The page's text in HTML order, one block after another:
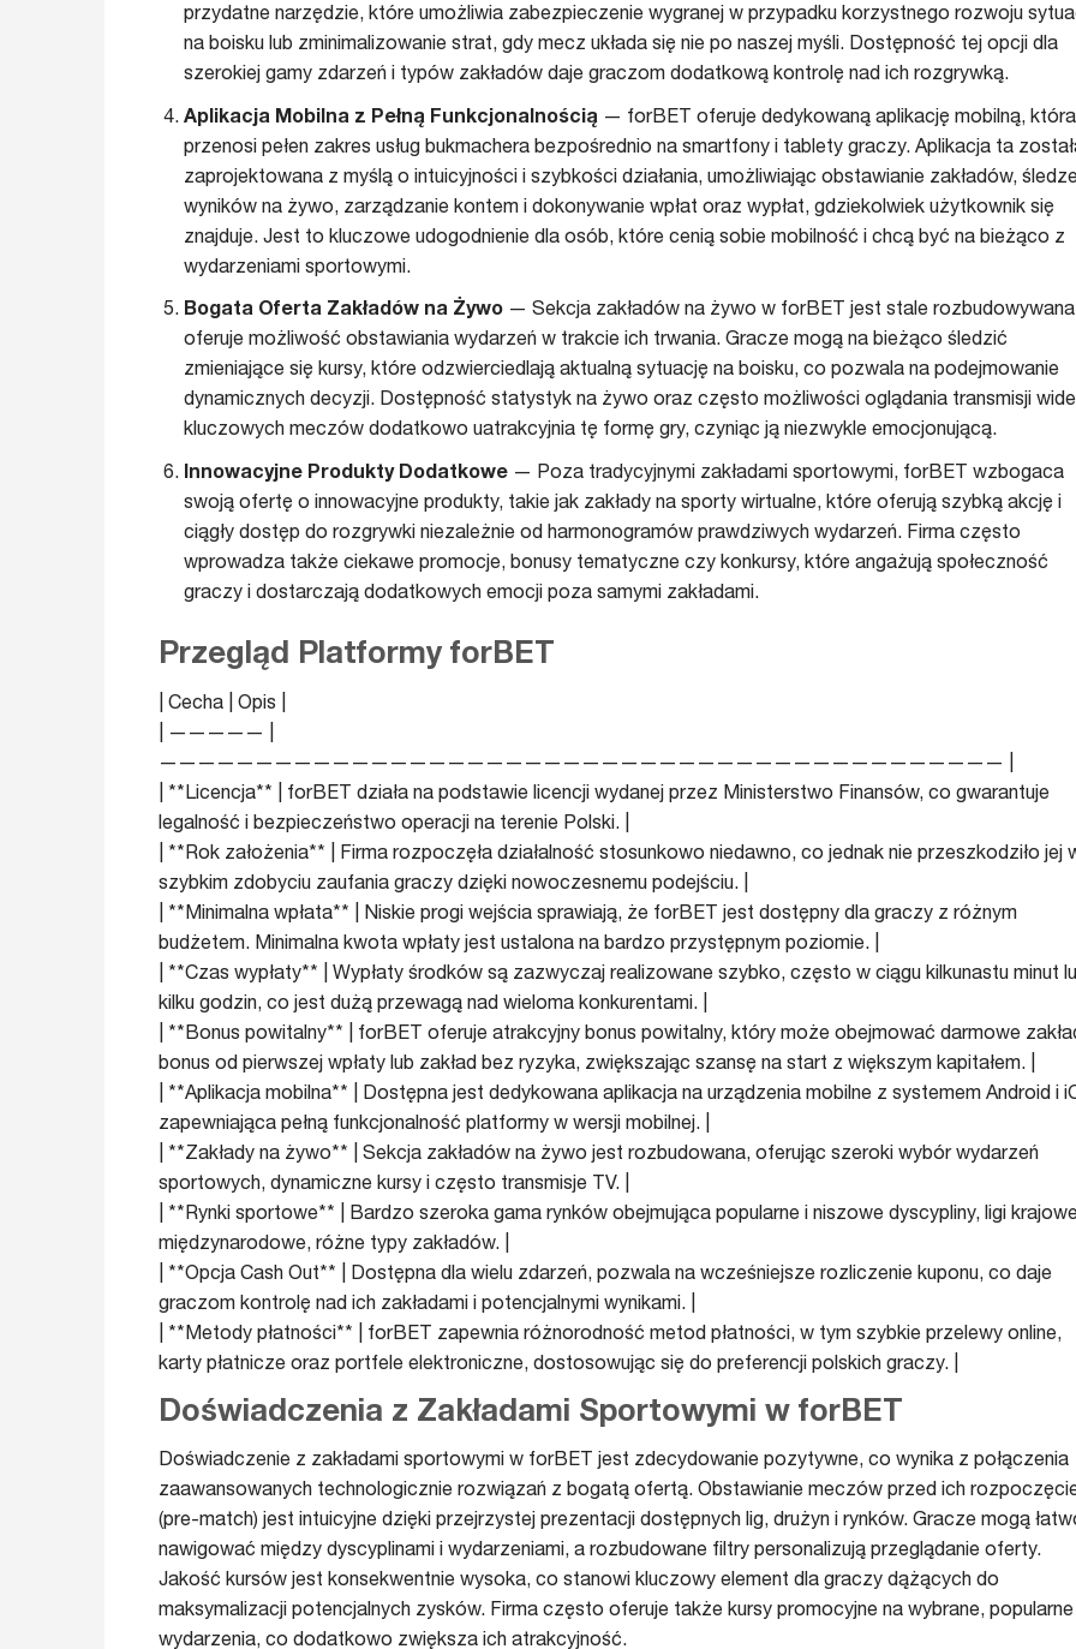
przydatne narzędzie, które umożliwia zabezpieczenie wygranej w przypadku korzystnego rozwoju
na boisku lub zminimalizowanie strat, gdy mecz układa się nie po naszej myśli. Dostępność tej opcji dla
szerokiej gamy zdarzeń i typów zakładów daje graczom dodatkową kontrolę nad ich rozgrywką.
Aplikacja Mobilna z Pełną Funkcjonalnością — forBET oferuje dedykowaną aplikację mobilną, która
przenosi pełen zakres usług bukmachera bezpośrednio na smartfony i tablety graczy. Aplikacja ta
zaprojektowana z myślą o intuicyjności i szybkości działania, umożliwiając obstawianie zakładów,
wyników na żywo, zarządzanie kontem i dokonywanie wpłat oraz wypłat, gdziekolwiek użytkownik się
znajduje. Jest to kluczowe udogodnienie dla osób, które cenią sobie mobilność i chcą być na bieżąco z
wydarzeniami sportowymi.
Bogata Oferta Zakładów na Żywo— Sekcja zakładów na żywo w forBET jest stale
oferuje możliwość obstawiania wydarzeń w trakcie ich trwania. Gracze mogą na bieżąco śledzić
zmieniające się kursy, które odzwierciedlają aktualną sytuację na boisku, co pozwala na podejmowanie
dynamicznych decyzji. Dostępność statystyk na żywo oraz często możliwości oglądania transmisji
kluczowych meczów dodatkowo uatrakcyjnia tę formę gry, czyniąc ją niezwykle emocjonującą.
Innowacyjne Produkty Dodatkowe— Poza tradycyjnymi zakładami sportowymi, forBET wzbogaca
swoją ofertę o innowacyjne produkty, takie jak zakłady na sporty wirtualne, które oferują szybką akcję i
ciągły dostęp do rozgrywki niezależnie od harmonogramów prawdziwych wydarzeń. Firma często
wprowadza także ciekawe promocje, bonusy tematyczne czy konkursy, które angażują społeczność
graczy i dostarczają dodatkowych emocji poza samymi zakładami.
Przegląd Platformy forBET
| Cecha | Opis |
| ————— |
———————————————————————————————————————————— |
| **Licencja** | forBET działa na podstawie licencji wydanej przez Ministerstwo Finansów, co gwarantuje
legalność i bezpieczeństwo operacji na terenie Polski. |
| **Rok założenia** | Firma rozpoczęła działalność stosunkowo niedawno, co jednak nie przeszkodziło jej
szybkim zdobyciu zaufania graczy dzięki nowoczesnemu podejściu. |
| **Minimalna wpłata** | Niskie progi wejścia sprawiają, że forBET jest dostępny dla graczy z różnym
budżetem. Minimalna kwota wpłaty jest ustalona na bardzo przystępnym poziomie. |
| **Czas wypłaty** | Wypłaty środków są zazwyczaj realizowane szybko, często w ciągu kilkunastu minut
kilku godzin, co jest dużą przewagą nad wieloma konkurentami. |
| **Bonus powitalny** | forBET oferuje atrakcyjny bonus powitalny, który może obejmować darmowe
bonus od pierwszej wpłaty lub zakład bez ryzyka, zwiększając szansę na start z większym kapitałem. |
| **Aplikacja mobilna** | Dostępna jest dedykowana aplikacja na urządzenia mobilne z systemem Android i
zapewniająca pełną funkcjonalność platformy w wersji mobilnej. |
| **Zakłady na żywo** | Sekcja zakładów na żywo jest rozbudowana, oferując szeroki wybór wydarzeń
sportowych, dynamiczne kursy i często transmisje TV. |
| **Rynki sportowe** | Bardzo szeroka gama rynków obejmująca popularne i niszowe dyscypliny, ligi
międzynarodowe, różne typy zakładów. |
| **Opcja Cash Out** | Dostępna dla wielu zdarzeń, pozwala na wcześniejsze rozliczenie kuponu, co daje
graczom kontrolę nad ich zakładami i potencjalnymi wynikami. |
| **Metody płatności** | forBET zapewnia różnorodność metod płatności, w tym szybkie przelewy online,
karty płatnicze oraz portfele elektroniczne, dostosowując się do preferencji polskich graczy. |
Doświadczenia z Zakładami Sportowymi w forBET
Doświadczenie z zakładami sportowymi w forBET jest zdecydowanie pozytywne, co wynika z połączenia
zaawansowanych technologicznie rozwiązań z bogatą ofertą. Obstawianie meczów przed ich
(pre-match) jest intuicyjne dzięki przejrzystej prezentacji dostępnych lig, drużyn i rynków. Gracze mogą
nawigować między dyscyplinami i wydarzeniami, a rozbudowane filtry personalizują przeglądanie oferty.
Jakość kursów jest konsekwentnie wysoka, co stanowi kluczowy element dla graczy dążących do
maksymalizacji potencjalnych zysków. Firma często oferuje także kursy promocyjne na wybrane, popularne
wydarzenia, co dodatkowo zwiększa ich atrakcyjność.